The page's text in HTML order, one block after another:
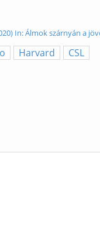
In: Álmok szárnyán a
Harvard CSL